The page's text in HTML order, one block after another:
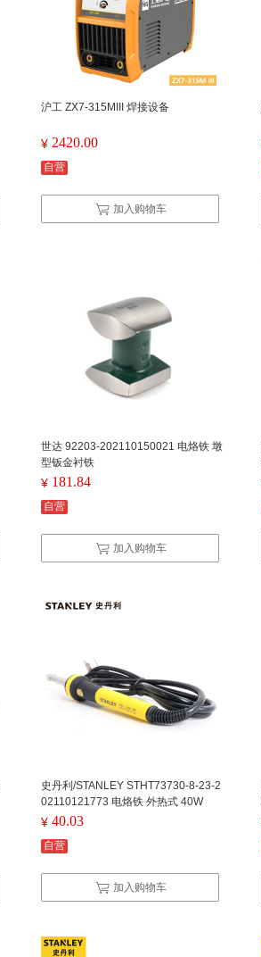
沪工 ZX7-315MIII 焊接设备
¥ 2420.00
自营
加入购物车
世达 92203-202110150021 电烙铁 墩
型钣金衬铁
¥ 181.84
自营
加入购物车
史丹利/STANLEY STHT73730-8-23-2
02110121773 电烙铁 外热式 40W
¥ 40.03
自营
加入购物车